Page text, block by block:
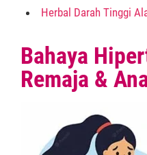
Herbal Darah Tinggi
Bahaya
Remaja &